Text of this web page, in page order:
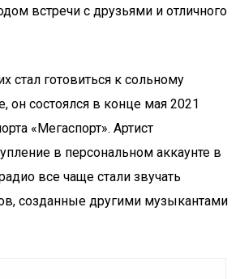
встречи с друзьями и отличного
стал готовиться к сольному
он состоялся в конце мая 2021
«Мегаспорт». Артист
в персональном аккаунте в
все чаще стали звучать
созданные другими музыкантами